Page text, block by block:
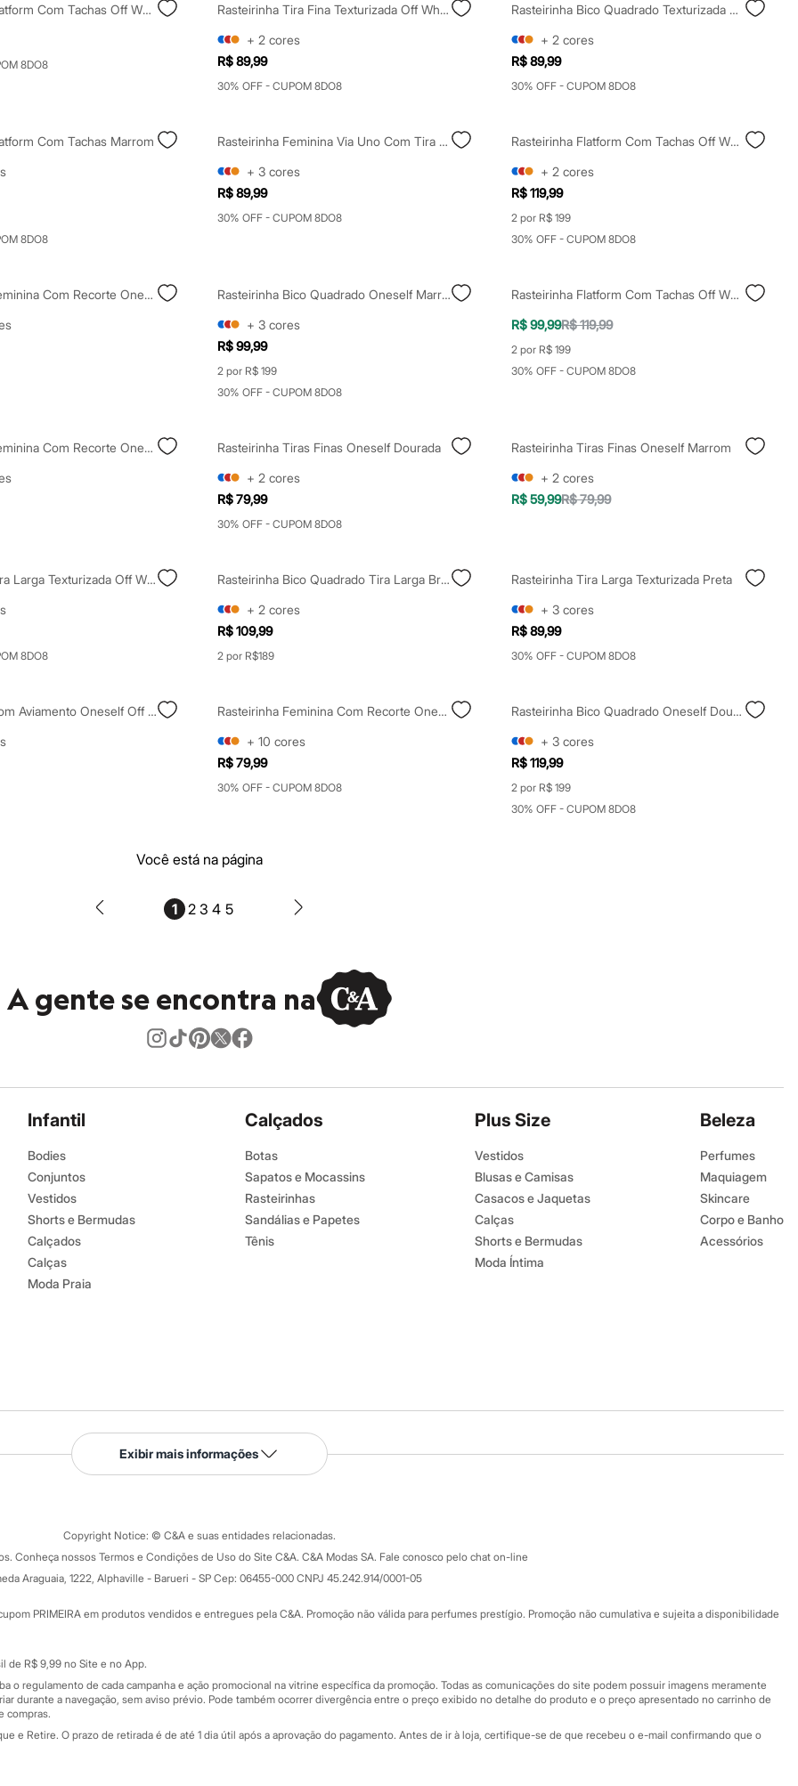
Rasteirinha Flatform Com Tachas Off White
8DO8
Rasteirinha Tira Fina Texturizada Off White
+ 2 cores
R$ 89,99
30% OFF - CUPOM 8DO8
Rasteirinha Bico Quadrado Texturizada Amarela
+ 2 cores
R$ 89,99
30% OFF - CUPOM 8DO8
Com Tachas Marrom
8DO8
Rasteirinha Feminina Via Uno Com Tira Geométrica Preta
+ 3 cores
R$ 89,99
30% OFF - CUPOM 8DO8
Rasteirinha Flatform Com Tachas Off White
+ 2 cores
R$ 119,99
2 por R$ 199
30% OFF - CUPOM 8DO8
Rasteirinha Feminina Com Recorte Oneself Cinza
Rasteirinha Bico Quadrado Oneself Marrom
+ 3 cores
R$ 99,99
2 por R$ 199
30% OFF - CUPOM 8DO8
Rasteirinha Flatform Com Tachas Off White
R$ 99,99R$ 119,99
2 por R$ 199
30% OFF - CUPOM 8DO8
Rasteirinha Feminina Com Recorte Oneself Bege
Rasteirinha Tiras Finas Oneself Dourada
+ 2 cores
R$ 79,99
30% OFF - CUPOM 8DO8
Rasteirinha Tiras Finas Oneself Marrom
+ 2 cores
R$ 59,99R$ 79,99
Rasteirinha Tira Larga Texturizada Off White
8DO8
Rasteirinha Bico Quadrado Tira Larga Branca
+ 2 cores
R$ 109,99
2 por R$189
Rasteirinha Tira Larga Texturizada Preta
+ 3 cores
R$ 89,99
30% OFF - CUPOM 8DO8
Rasteirinha Com Aviamento Oneself Off White
Rasteirinha Feminina Com Recorte Oneself Amarela
+ 10 cores
R$ 79,99
30% OFF - CUPOM 8DO8
Rasteirinha Bico Quadrado Oneself Dourada
+ 3 cores
R$ 119,99
2 por R$ 199
30% OFF - CUPOM 8DO8
Você está na página
1 2 3 4 5
A gente se encontra na
Infantil
Bodies
Conjuntos
Vestidos
Shorts e Bermudas
Calçados
Calças
Moda Praia
Calçados
Botas
Sapatos e Mocassins
Rasteirinhas
Sandálias e Papetes
Tênis
Plus Size
Vestidos
Blusas e Camisas
Casacos e Jaquetas
Calças
Shorts e Bermudas
Moda Íntima
Beleza
Perfumes
Maquiagem
Skincare
Corpo e Banho
Acessórios
Serviços
Tipos de serviços
Formas de pagamento
Todas as vantagens
Minha C&A
Cupons de desconto
Atendimento
Fale conosco
Central de ética
Eventos
Exibir mais informações
Copyright Notice: © C&A e suas entidades relacionadas.
Conheça nossos Termos e Condições de Uso do Site C&A. C&A Modas SA. Fale conosco pelo chat on-line
Araguaia, 1222, Alphaville - Barueri - SP Cep: 06455-000 CNPJ 45.242.914/0001-05
PRIMEIRA em produtos vendidos e entregues pela C&A. Promoção não válida para perfumes prestígio. Promoção não cumulativa e sujeita a disponibilidade
de R$ 9,99 no Site e no App.
o regulamento de cada campanha e ação promocional na vitrine específica da promoção. Todas as comunicações do site podem possuir imagens meramente
durante a navegação, sem aviso prévio. Pode também ocorrer divergência entre o preço exibido no detalhe do produto e o preço apresentado no carrinho de
compras.
e Retire. O prazo de retirada é de até 1 dia útil após a aprovação do pagamento. Antes de ir à loja, certifique-se de que recebeu o e-mail confirmando que o